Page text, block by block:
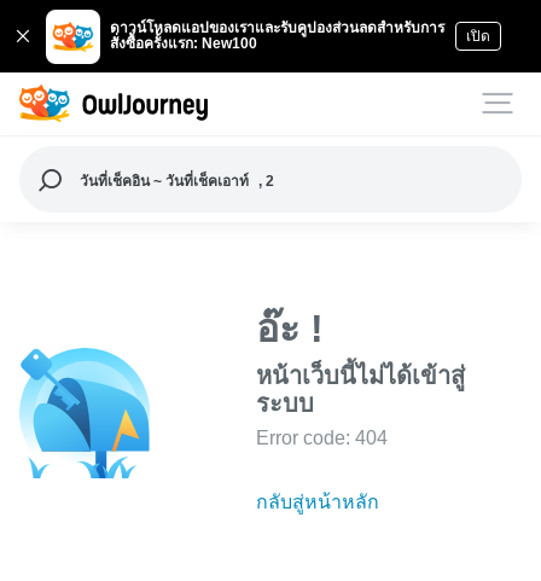
ดาวน์โหลดแอปของเราและรับคูปองส่วนลดสำหรับการ
สั่งซื้อครั้งแรก: New100
เปิด
วันที่เช็คอิน ~ วันที่เช็คเอาท์ , 2
อ๊ะ !
หน้าเว็บนี้ไม่ได้เข้าสู่
ระบบ
Error code: 404
กลับสู่หน้าหลัก